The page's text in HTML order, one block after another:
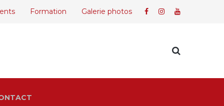
Formation Galerie photos